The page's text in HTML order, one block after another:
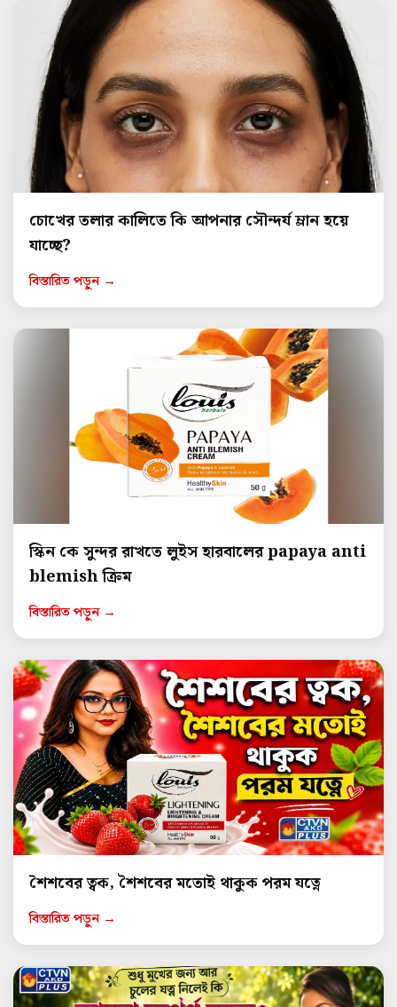
চোখের তলার কালিতে কি আপনার সৌন্দর্য ম্লান হয়ে
যাচ্ছে?
বিস্তারিত পড়ুন →
স্কিন কে সুন্দর রাখতে লুইস হারবালের papaya anti
blemish ক্রিম
বিস্তারিত পড়ুন →
শৈশবের ত্বক, শৈশবের মতোই থাকুক পরম যত্নে
বিস্তারিত পড়ুন →